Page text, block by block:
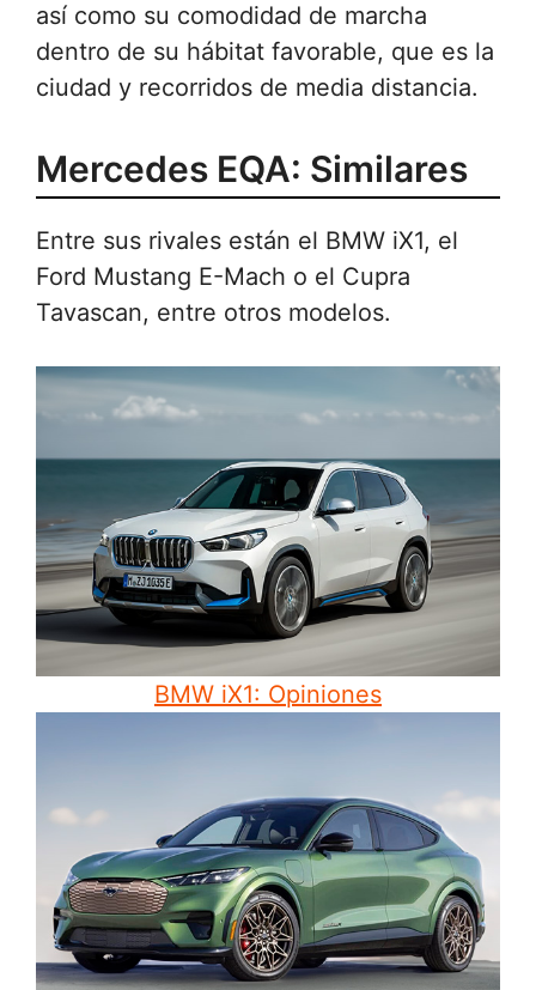
así como su comodidad de marcha
dentro de su hábitat favorable, que es la
ciudad y recorridos de media distancia.
Mercedes EQA: Similares
Entre sus rivales están el BMW iX1, el
Ford Mustang E-Mach o el Cupra
Tavascan, entre otros modelos.
BMW iX1: Opiniones